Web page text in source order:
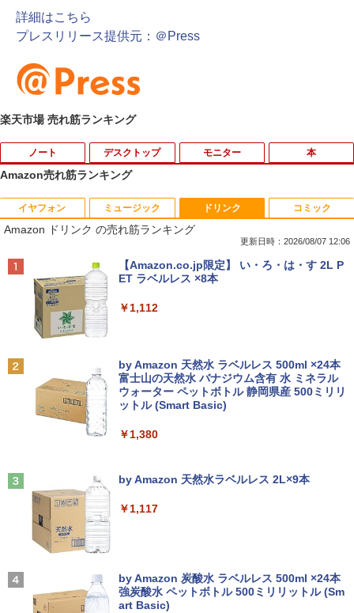
詳細はこちら
プレスリリース提供元：＠Press
楽天市場 売れ筋ランキング
ノート
1
ノートパソコン 極軽量約965g 富士通 LI
FEBOOK U748 14インチ 高性能第7世代
Core i5-7300U カメラ内蔵 メモリ最大16
GB SSD1TB 薄い軽い FHD液晶 type-C
WIFI Bluetooth Office付き 5GWIFI Blu
etooth最新MicrosoftOffice2024可 Win
良品 15.6インチ HP Notebook 250G7 W
indows11 超高性能 第10世代Core i5-10
35G1 8GB 爆速NVMe式256GB-SSD カ
トパソコン 中古パソコン 中古PC】送料
35G1 8GB 爆速NVMe式256GB-SSD カ
メラ 無線 Office付き Win11【中古ノー
トパソコン 中古パソコン 中古PC】送料
デスクトップ
1
超得10％OFF｜買い替えならこれ!! Micr
osoft office付き デスクトップパソコン
中古デスクトップ 第8世代 メモリ8GB S
SD256GB HDD500GB Windows11 セッ
ト購入可能 単品 NEC デスクトップ PC
パソコン 中古 おすすめ デスクトップパ
【エントリーでポイント100％還元チャ
ンス】GMKtec G10 ミニPC【AMD Ryz
en 5 3500U DDR4 16GB 512GB/256GB/
Windows11 Pro 8K/4K 3画面出力 LAN *
り高性能
￥61,999
型 デスクトップパソコン LN150W(Wind
ows 11 Pro/Intel Processor N150/メモ
リ 8GB/SSD 256GB/VESA) ミニPC LN1
モニター
1
Yoothi 互換品 液晶 15.6インチ NV156F
HM-N41 NV156FHM-N42 NV156FHM-N
43 NV156FHM-N46 NV156FHM-N47 NV
156FHM-N49 対応 FullHD 1920x1080 I
PS LED LCD 液晶ディスプレイ 修理交換
用液晶パネル
￥9,250
＼500円OFFクーポンあり！／ モバイル
モニター 15.6インチ 1080PフルHD ディ
スプレイ VESA対応 コスパ デュアルモニ
ター サブモニター ゲーミングモニター
ートワーク IPS mini pc ミニPC 多デバ
￥9,480
パネル 178度 広角 高解像度目に優しいフ
リッカーフリー (PS5確認済み/HDMI/VG
A/3年保証)
本
1
獣医腫瘍学テキスト 第2版[本/雑誌] / 日
本獣医がん学会/著 日本獣医がん学会獣医
腫瘍科認定医認定委員会/監修
￥19,800
円をつくった超レバレッジ投資の極意 [
宮脇 さき ]
￥1,980
ルスタンド付き特装版 （ビームコミック
ス） [ 和山 やま ]
Amazon売れ筋ランキング
イヤフォン
Anker Soundcore P40i オフホワイト
Anker Soundcore P31i ブラック
￥5,990
ラック
￥14,990
レスイヤホン bluetooth イヤホン V12 小型
軽量 ブルートゥースHi-Fi 最大36時間再生 ぶ
るーとゅーす コードレス ENCノイズキャン
ミュージック
BRUCE WAYNE feat. Flo Milli, ATL Jacob
[Explicit]
￥250
BRUCE WAYNE feat. Flo Milli, ATL Jacob
[Explicit]
￥250
￥250
ドリンク
Amazon ドリンク の売れ筋ランキング
更新日時：2026/08/07 12:06
【Amazon.co.jp限定】 い・ろ・は・す 2L P
ET ラベルレス ×8本
￥1,112
by Amazon 天然水 ラベルレス 500ml ×24本
富士山の天然水 バナジウム含有 水 ミネラル
ウォーター ペットボトル 静岡県産 500ミリリ
ットル (Smart Basic)
￥1,380
by Amazon 天然水ラベルレス 2L×9本
￥1,117
by Amazon 炭酸水 ラベルレス 500ml ×24本
強炭酸水 ペットボトル 500ミリリットル (Sm
art Basic)
コミック